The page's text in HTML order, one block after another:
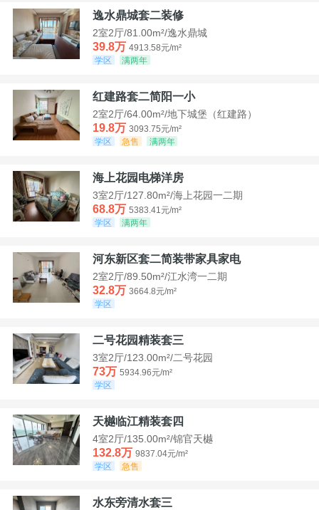
逸水鼎城套二装修
2室2厅/81.00m²/逸水鼎城
39.8万 4913.58元/m²
学区
满两年
红建路套二简阳一小
2室2厅/64.00m²/地下城堡（红建路）
19.8万 3093.75元/m²
学区
急售 满两年
海上花园电梯洋房
3室2厅/127.80m²/海上花园一二期
68.8万 5383.41元/m²
学区
满两年
河东新区套二简装带家具家电
2室2厅/89.50m²/江水湾一二期
32.8万 3664.8元/m²
学区
二号花园精装套三
3室2厅/123.00m²/二号花园
73万 5934.96元/m²
学区
天樾临江精装套四
4室2厅/135.00m²/锦官天樾
132.8万 9837.04元/m²
学区
急售
水东旁清水套三